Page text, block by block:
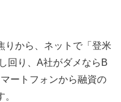
りから、ネットで「登米
回り、A社がダメならB
ートフォンから融資の